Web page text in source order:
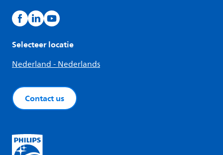
Selecteer locatie
Nederland - Nederlands
Contact us